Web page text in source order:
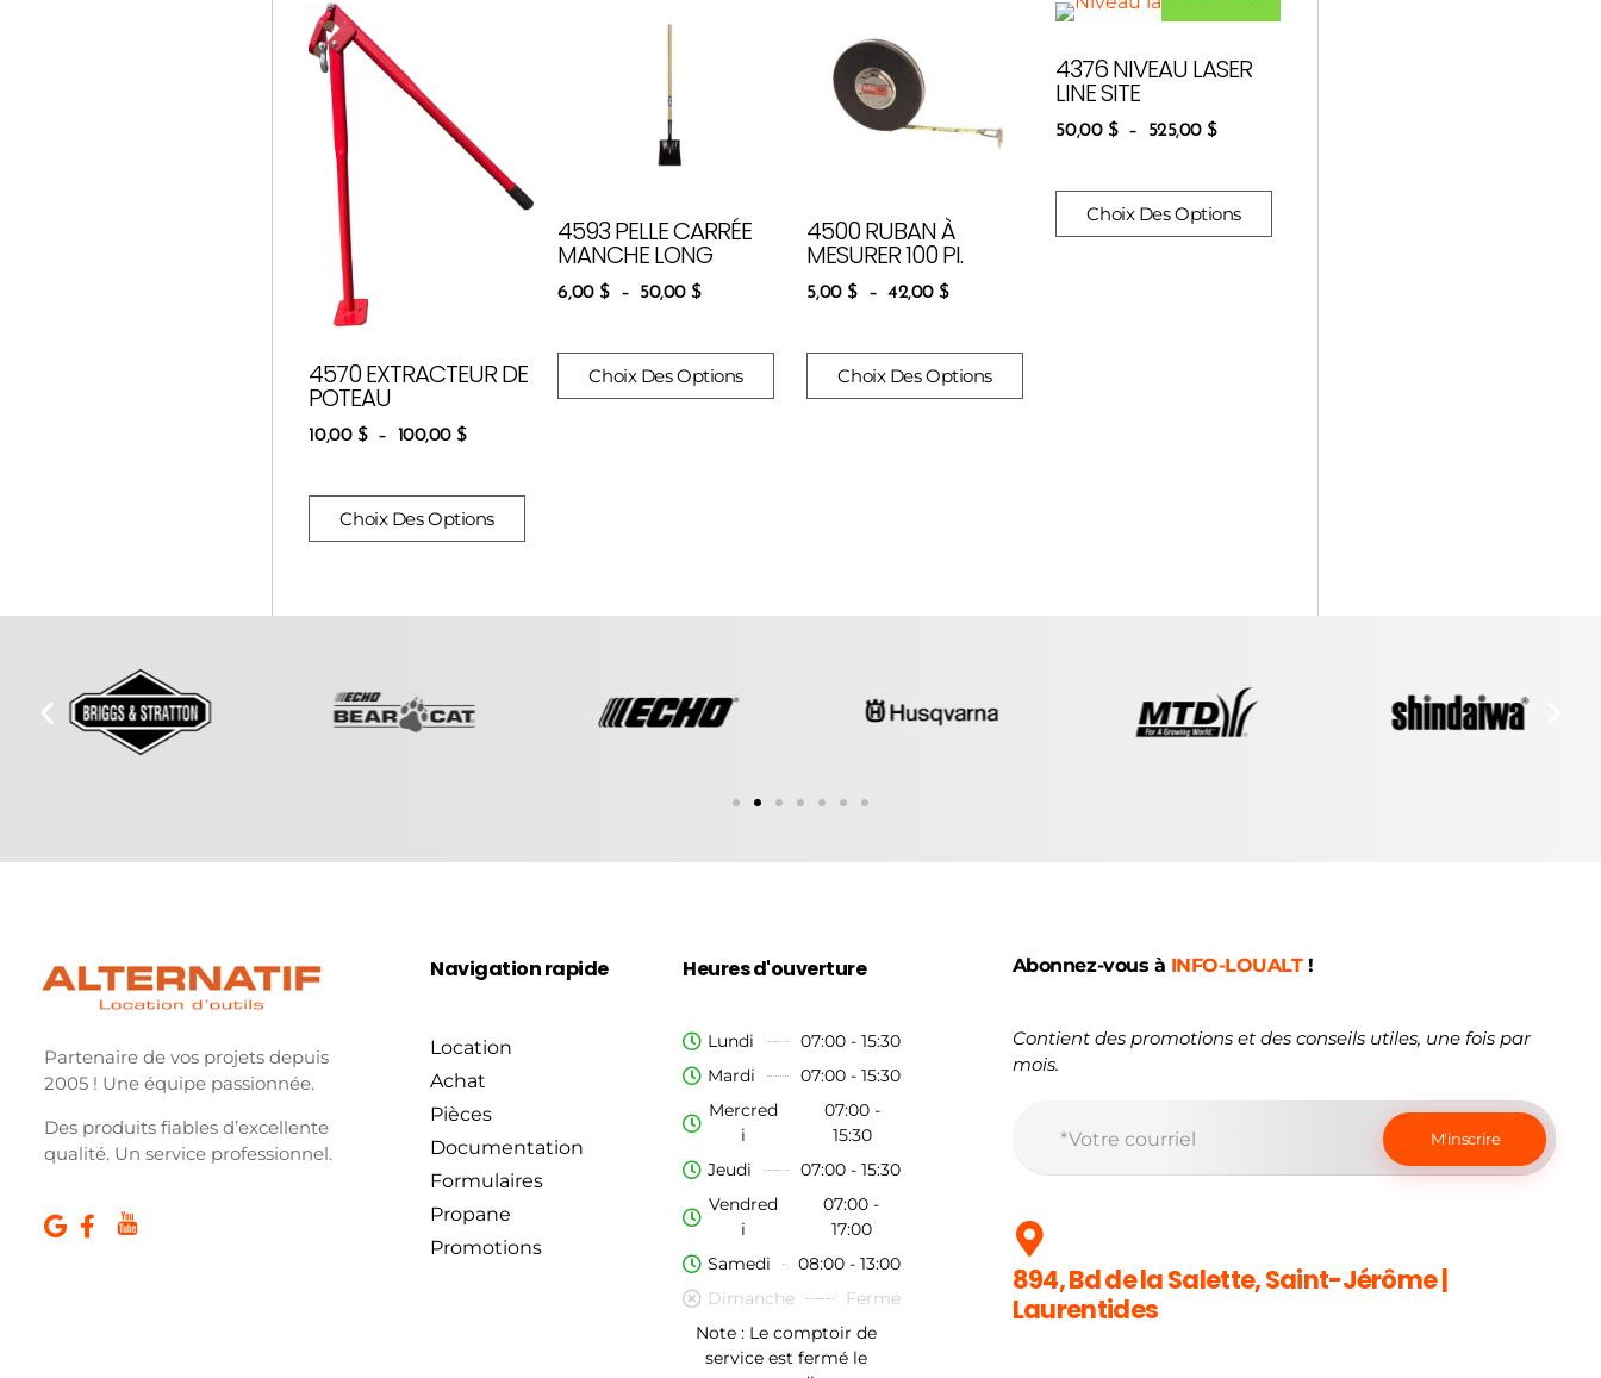
4570 EXTRACTEUR DE
POTEAU
10,00 $ – 100,00 $
Choix Des Options
4593 PELLE CARRÉE
MANCHE LONG
6,00 $ – 50,00 $
Choix Des Options
4500 RUBAN À
MESURER 100 PI.
5,00 $ – 42,00 $
Choix Des Options
4376 NIVEAU LASER
LINE SITE
50,00 $ – 525,00 $
Choix Des Options
Partenaire de vos projets depuis
2005 ! Une équipe passionnée.
Des produits fiables d’excellente
qualité. Un service professionnel.
Navigation rapide
Location
Achat
Pièces
Documentation
Formulaires
Propane
Promotions
Heures d'ouverture
Lundi
07:00 - 15:30
Mardi
07:00 - 15:30
Mercred
i
07:00 -
15:30
Jeudi
07:00 - 15:30
Vendred
i
07:00 -
17:00
Samedi
08:00 - 13:00
Dimanche
Fermé
Note : Le comptoir de
service est fermé le
Abonnez-vous à INFO-LOUALT !
Contient des promotions et des conseils utiles, une fois par
mois.
894, Bd de la Salette, Saint-Jérôme |
Laurentides